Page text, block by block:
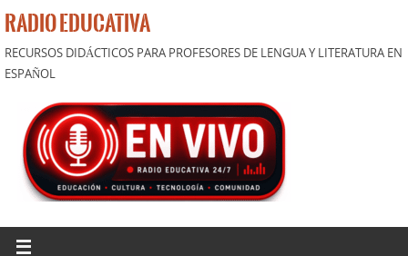
RADIO EDUCATIVA
RECURSOS DIDÁCTICOS PARA PROFESORES DE LENGUA Y LITERATURA EN
ESPAÑOL